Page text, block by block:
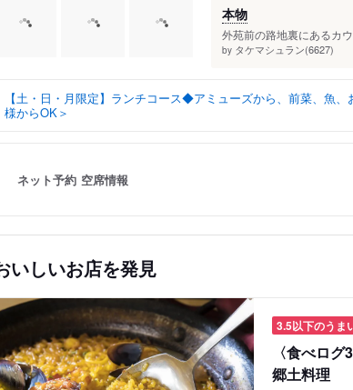
本物
外苑前の路地裏にあるカ
by タケマシュラン(6627)
【土・日・月限定】ランチコース◆アミューズから、前菜、魚
様からOK＞
ネット予約 空席情報
いしいお店を発見
3.5以下のうま
〈食べロ
郷土料理